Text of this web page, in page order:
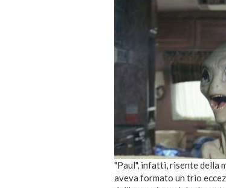
"Paul", infatti, risente della
aveva formato un trio